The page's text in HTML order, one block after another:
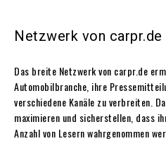
Netzwerk von carpr.de
Das breite Netzwerk von carpr.de
Automobilbranche, ihre
verschiedene Kanäle zu verbreiten.
maximieren und sicherstellen, dass
Anzahl von Lesern wahrgenommen